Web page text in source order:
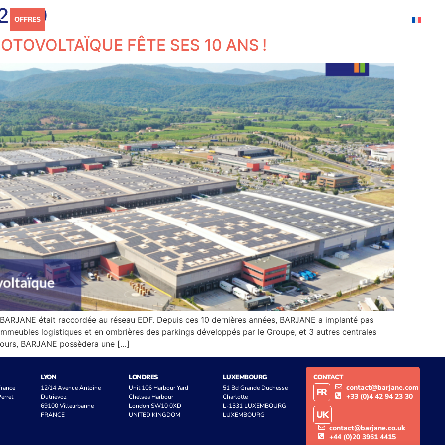
OFFRES
FÊTE SES 10 ANS !
était raccordée au réseau EDF. Depuis ces 10 dernières années, BARJANE a implanté pas
logistiques et en ombrières des parkings développés par le Groupe, et 3 autres centrales
BARJANE possèdera une […]
LYON
12/14 Avenue Antoine
Dutrievoz
69100 Villeurbanne
FRANCE
LONDRES
Unit 106 Harbour Yard
Chelsea Harbour
London SW10 0XD
UNITED KINGDOM
LUXEMBOURG
51 Bd Grande Duchesse
Charlotte
L-1331 LUXEMBOURG
LUXEMBOURG
CONTACT
FR
contact@barjane.com
+33 (0)4 42 94 23 30
UK
contact@barjane.co.uk
+44 (0)20 3961 4415